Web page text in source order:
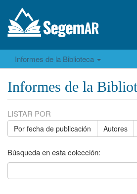
Informes de la Biblioteca
Informes de la
LISTAR POR
Por fecha de publicación Autores
Búsqueda en esta colección: